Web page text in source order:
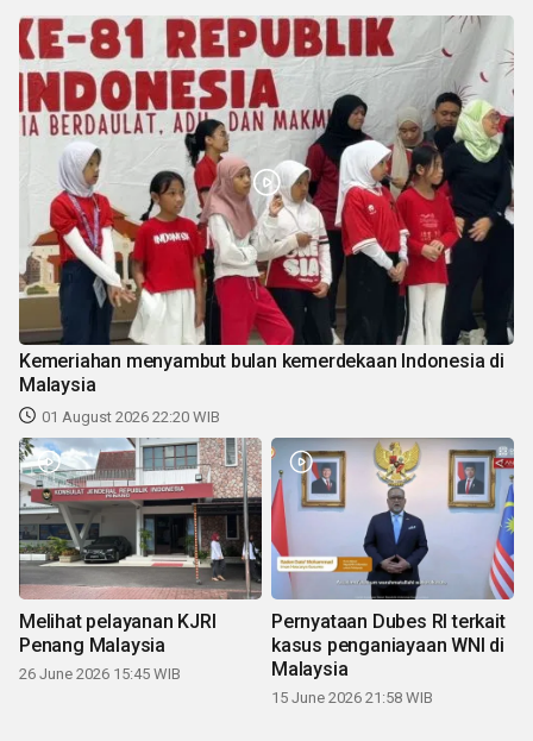
Kemeriahan menyambut bulan kemerdekaan Indonesia di
Malaysia
01 August 2026 22:20 WIB
Melihat pelayanan KJRI
Penang Malaysia
26 June 2026 15:45 WIB
Pernyataan Dubes RI terkait
kasus penganiayaan WNI di
Malaysia
15 June 2026 21:58 WIB